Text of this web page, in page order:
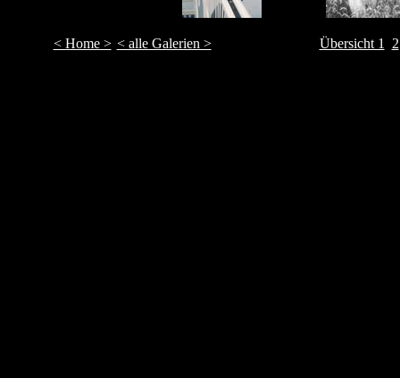
< Home > < alle Galerien > Übersicht 1 2